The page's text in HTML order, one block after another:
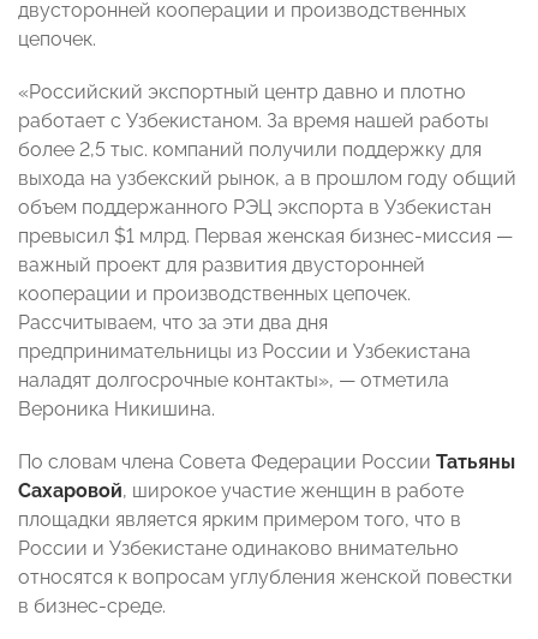
двусторонней кооперации и производственных
цепочек.
«Российский экспортный центр давно и плотно
работает с Узбекистаном. За время нашей работы
более 2,5 тыс. компаний получили поддержку для
выхода на узбекский рынок, а в прошлом году общий
объем поддержанного РЭЦ экспорта в Узбекистан
превысил $1 млрд. Первая женская бизнес-миссия —
важный проект для развития двусторонней
кооперации и производственных цепочек.
Рассчитываем, что за эти два дня
предпринимательницы из России и Узбекистана
наладят долгосрочные контакты», — отметила
Вероника Никишина.
По словам члена Совета Федерации России Татьяны
Сахаровой, широкое участие женщин в работе
площадки является ярким примером того, что в
России и Узбекистане одинаково внимательно
относятся к вопросам углубления женской повестки
в бизнес-среде.